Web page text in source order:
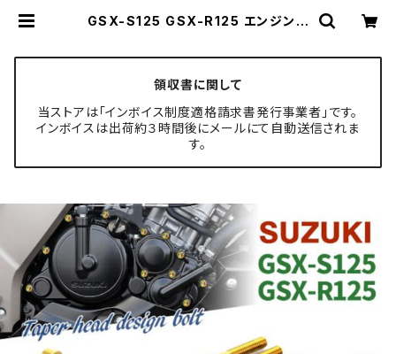
GSX-S125 GSX-R125 エンジンカ
ドカラー TB9139 | TECH-MAST
ER ボルト専門店
領収書に関して
当ストアは「インボイス制度適格請求書発行事業者」です。
インボイスは出荷約３時間後にメールにて自動送信されま
す。